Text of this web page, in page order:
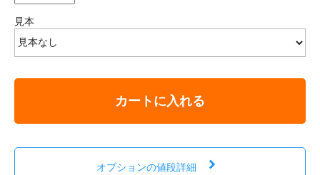
見本
カートに入れる
オプションの値段詳細